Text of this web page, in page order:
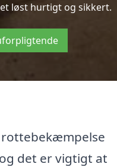
løst hurtigt og sikkert.
det er vigtigt at